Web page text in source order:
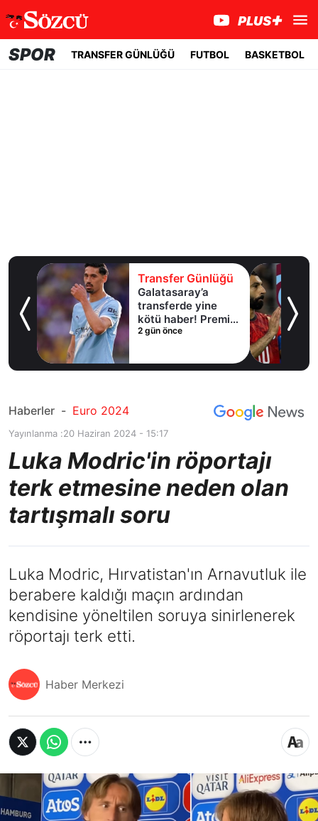
SPOR TRANSFER GÜNLÜĞÜ FUTBOL BASKETBOL
Transfer Günlüğü
Galatasaray’a
transferde yine
kötü haber! Premier
Lig ekibi devreye
2 gün önce
Haberler - Euro 2024
Yayınlanma :20 Haziran 2024 - 15:17
Luka Modric'in röportajı
terk etmesine neden olan
tartışmalı soru
Luka Modric, Hırvatistan'ın Arnavutluk ile
berabere kaldığı maçın ardından
kendisine yöneltilen soruya sinirlenerek
röportajı terk etti.
Haber Merkezi